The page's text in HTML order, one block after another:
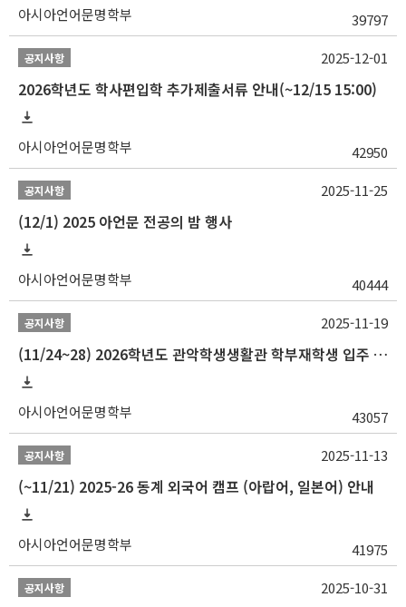
아시아언어문명학부 39797
공지사항
2026학년도 학사편입학 추가제출서류 안내(~12/15 15:00)
아시아언어문명학부 42950
2025-12-01
공지사항
(12/1) 2025 아언문 전공의 밤 행사
아시아언어문명학부 40444
2025-11-25
공지사항
(11/24~28) 2026학년도 관악학생생활관 학부재학생 입주 신청 일정 안내
아시아언어문명학부 43057
2025-11-19
공지사항
(~11/21) 2025-26 동계 외국어 캠프 (아랍어, 일본어) 안내
아시아언어문명학부 41975
2025-11-13
공지사항 2025-10-31